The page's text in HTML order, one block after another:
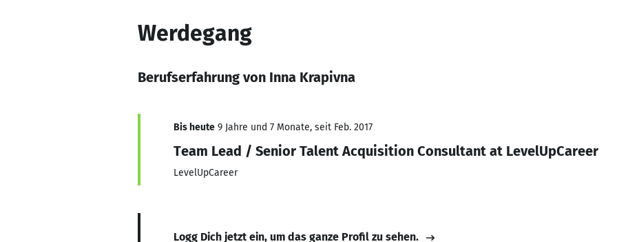
Werdegang
Berufserfahrung von Inna Krapivna
Bis heute 9 Jahre und 7 Monate, seit Feb. 2017
Team Lead / Senior Talent Acquisition Consultant at LevelUpCareer
LevelUpCareer
Logg Dich jetzt ein, um das ganze Profil zu sehen.